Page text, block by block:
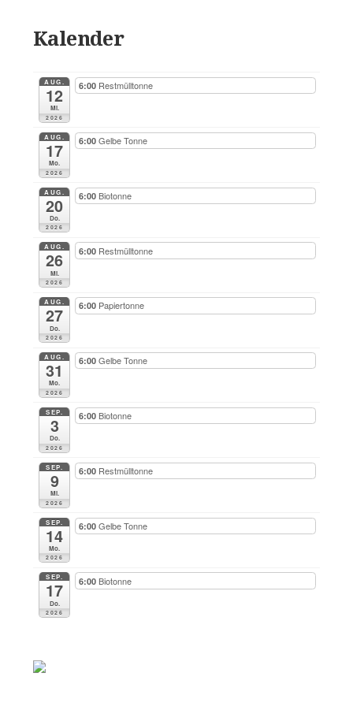
Kalender
AUG.
12
Mi.
2026
6:00 Restmülltonne
AUG.
17
Mo.
2026
6:00Gelbe Tonne
AUG.
20
Do.
2026
6:00 Biotonne
AUG.
26
Mi.
2026
6:00 Restmülltonne
AUG.
27
Do.
2026
6:00 Papiertonne
AUG.
31
Mo.
2026
6:00Gelbe Tonne
SEP.
3
Do.
2026
6:00 Biotonne
SEP.
9
Mi.
2026
6:00 Restmülltonne
SEP.
14
Mo.
2026
6:00Gelbe Tonne
SEP.
17
Do.
2026
6:00 Biotonne